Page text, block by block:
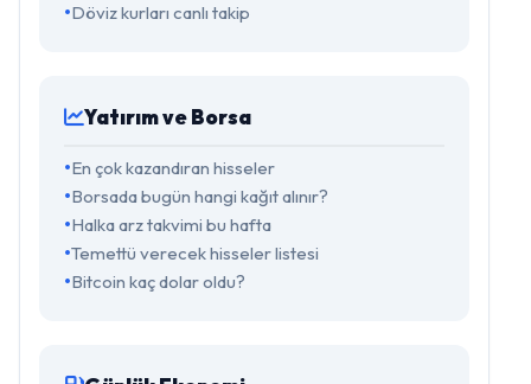
Döviz kurları canlı takip
Yatırım ve Borsa
En çok kazandıran hisseler
Borsada bugün hangi kağıt alınır?
Halka arz takvimi bu hafta
Temettü verecek hisseler listesi
Bitcoin kaç dolar oldu?